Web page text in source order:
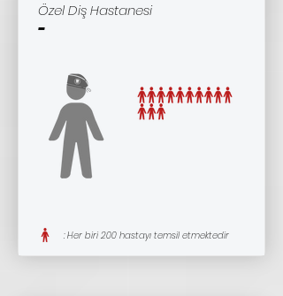
Özel Diş Hastanesi
-
: Her biri 200 hastayı temsil etmektedir